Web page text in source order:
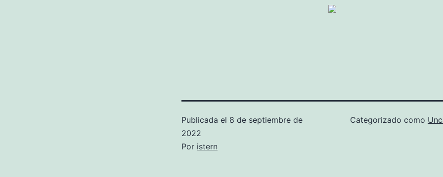
Publicada el 8 de septiembre de
2022
Por istern
Categorizado como